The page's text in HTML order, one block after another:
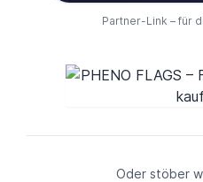
Partner-Link – für
Oder stöber